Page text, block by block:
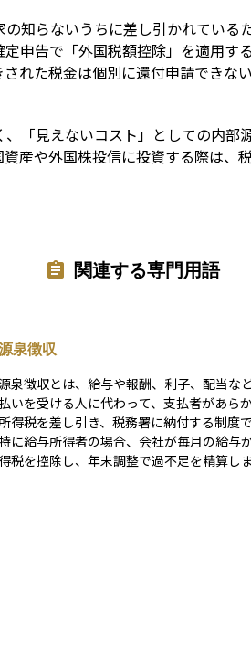
知らないうちに差し引かれている
申告で「外国税額控除」を適用す
れた税金は個別に還付申請できな
「見えないコスト」としての内
産や外国株投信に投資する際は、
関連する専門用語
泉徴収
泉徴収とは、給与や報酬、利子、配当な
いを受ける人に代わって、支払者があら
得税を差し引き、税務署に納付する制度で
に給与所得者の場合、会社が毎月の給与
得税を控除し、年末調整で過不足を精算し